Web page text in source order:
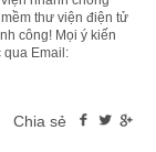
thư viện điện tử
công! Mọi ý kiến
qua Email:
Chia sẻ